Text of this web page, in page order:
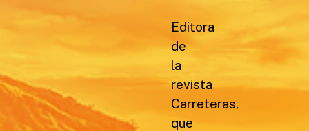
Editora
de
la
revista
Carreteras,
que